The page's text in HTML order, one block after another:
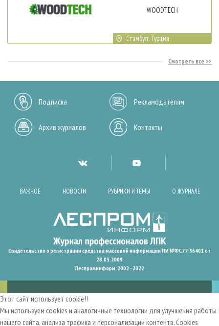
WOODTECH
Стамбул, Турция
Смотреть все
Подписка Рекламодателям
Архив журналов Контакты
ВАЖНОЕ НОВОСТИ РУБРИКИ И ТЕМЫ О ЖУРНАЛЕ
Свидетельство о регистрации средства массовой информации ПИ №ФС77-36401 от
28.05.2009
Леспроминформ. 2002 - 2022
Этот сайт использует cookie!!
Мы используем cookies и аналогичные технологии для улучшения работы
нашего сайта, анализа трафика и персонализации контента. Cookies